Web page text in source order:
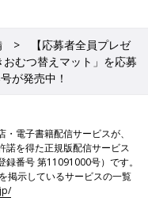
【応募者全員プレゼ
むつ替えマット」を応募
が発売中！
電子書籍配信サービスが、
諾を得た正規版配信サービス
番号 第11091000号）です。
掲示しているサービスの一覧